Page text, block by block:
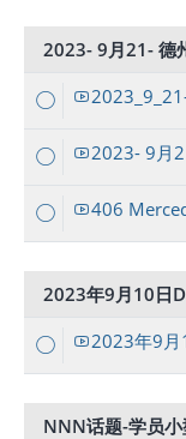
2023- 9月21- 德
2023- 9月
406
2023年9月10日
2023年9月
NNN话题-学员小